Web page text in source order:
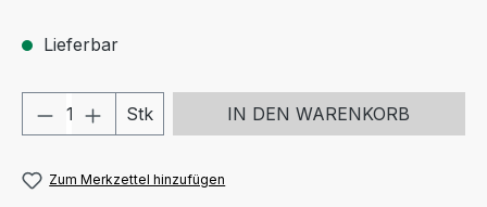
Lieferbar
Produkt Anzahl: Gib den
Stk IN DEN WARENKORB
Zum Merkzettel hinzufügen